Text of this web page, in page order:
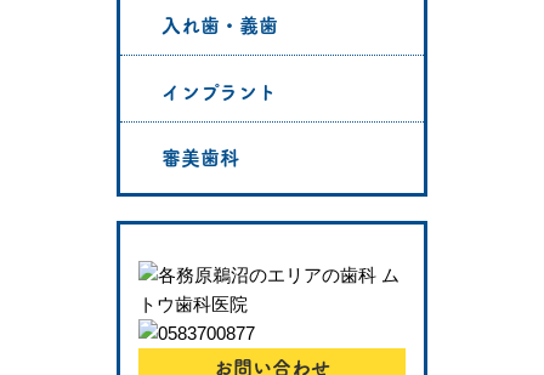
入れ歯・義歯
インプラント
審美歯科
お問い合わせ